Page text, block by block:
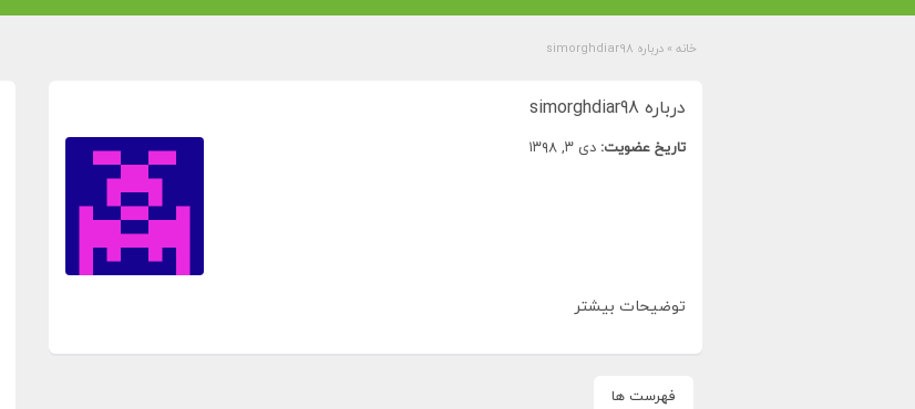
خانه » درباره simorghdiar98
درباره simorghdiar98
تاریخ عضویت: دی ۳, ۱۳۹۸
توضیحات بیشتر
فهرست ها